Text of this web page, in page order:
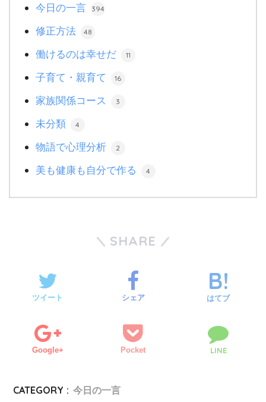
今日の一言 394
修正方法 48
働けるのは幸せだ 11
子育て・親育て 16
家族関係コース 3
未分類 4
物語で心理分析 2
美も健康も自分で作る 4
SHARE
ツイート シェア はてブ
Google+ Pocket LINE
CATEGORY : 今日の一言